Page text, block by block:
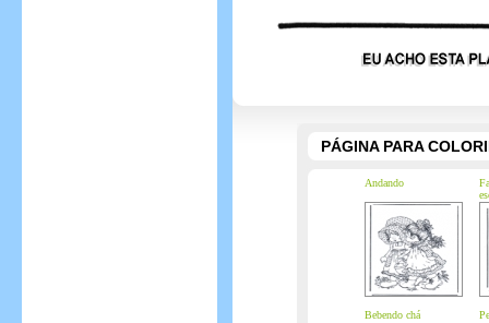
PÁGINA PARA
Andando
Bebendo chá